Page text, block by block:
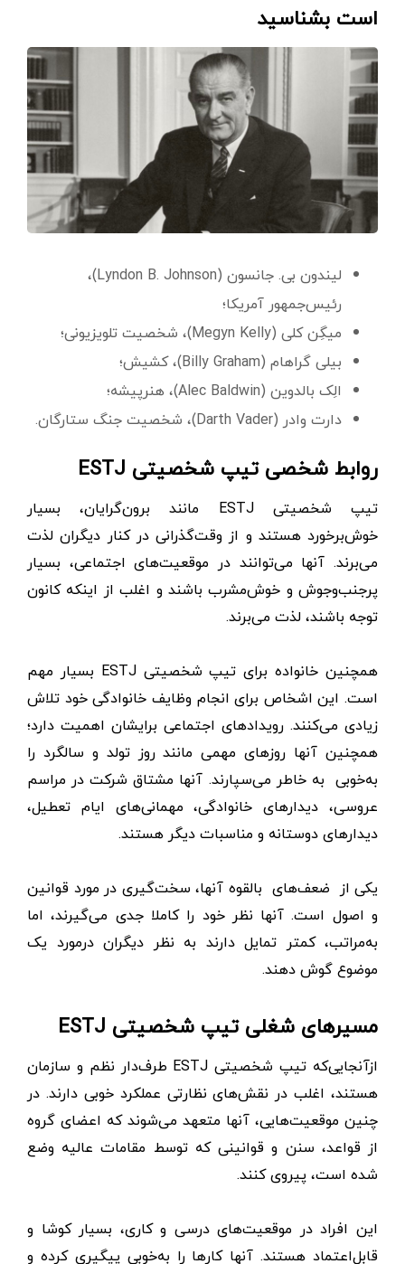
است بشناسید
لیندون بی. جانسون (Lyndon B. Johnson)،
رئیس‌جمهور آمریکا؛
میگِن کلی (Megyn Kelly)، شخصیت تلویزیونی؛
بیلی گراهام (Billy Graham)، کشیش؛
الِک بالدوین (Alec Baldwin)، هنرپیشه؛
دارت وادر (Darth Vader)، شخصیت جنگ ستارگان.
روابط شخصی تیپ شخصیتی ESTJ
تیپ شخصیتی ESTJ مانند برون‌گرایان، بسیار
خوش‌برخورد هستند و از وقت‌گذرانی در کنار دیگران لذت
می‌برند. آنها می‌توانند در موقعیت‌های اجتماعی، بسیار
پرجنب‌وجوش و خوش‌مشرب باشند و اغلب از اینکه کانون
توجه باشند، لذت می‌برند.
همچنین خانواده برای تیپ شخصیتی ESTJ بسیار مهم
است. این اشخاص برای انجام وظایف خانوادگی خود تلاش
زیادی می‌کنند. رویدادهای اجتماعی برایشان اهمیت دارد؛
همچنین آنها روزهای مهمی مانند روز تولد و سالگرد را
به‌خوبی به‌‌ خاطر می‌سپارند. آنها مشتاق شرکت در مراسم
عروسی، دیدارهای خانوادگی، مهمانی‌‌های ایام تعطیل،
دیدارهای دوستانه و مناسبات دیگر هستند.
یکی از ضعف‌های بالقوه آنها، سخت‌گیری در مورد قوانین
و اصول است. آنها نظر خود را کاملا جدی می‌گیرند، اما
به‌مراتب، کمتر تمایل دارند به نظر دیگران درمورد یک
موضوع گوش دهند.
مسیرهای شغلی تیپ شخصیتی ESTJ
ازآنجایی‌که تیپ شخصیتی ESTJ طرف‌دار نظم و سازمان
هستند، اغلب در نقش‌های نظارتی عملکرد خوبی دارند. در
چنین موقعیت‌هایی، آنها متعهد می‌شوند که اعضای گروه
از قواعد، سنن و قوانینی که توسط مقامات عالیه وضع
شده است، پیروی کنند.
این افراد در موقعیت‌های درسی و کاری، بسیار کوشا و
قابل‌اعتماد هستند. آنها کارها را به‌خوبی پیگیری کرده و